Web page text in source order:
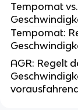
Tempomat
Tempomat:
AGR: Regelt